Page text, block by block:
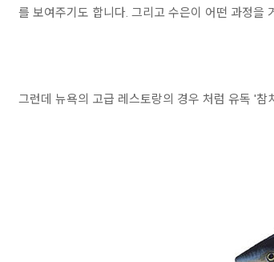
를 보여주기도 합니다. 그리고 수은이 어떤 과정을
그런데 뉴욕의 고급 레스토랑의 경우 처럼 유독 '